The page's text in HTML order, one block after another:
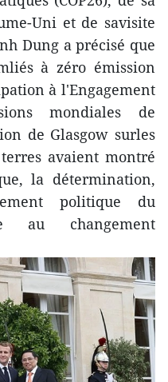
Uni et de savisite
Dung a précisé que
à zéro émission
à l'Engagement
mondiales de
de Glasgow surles
avaient montré
la détermination,
politique du
au changement